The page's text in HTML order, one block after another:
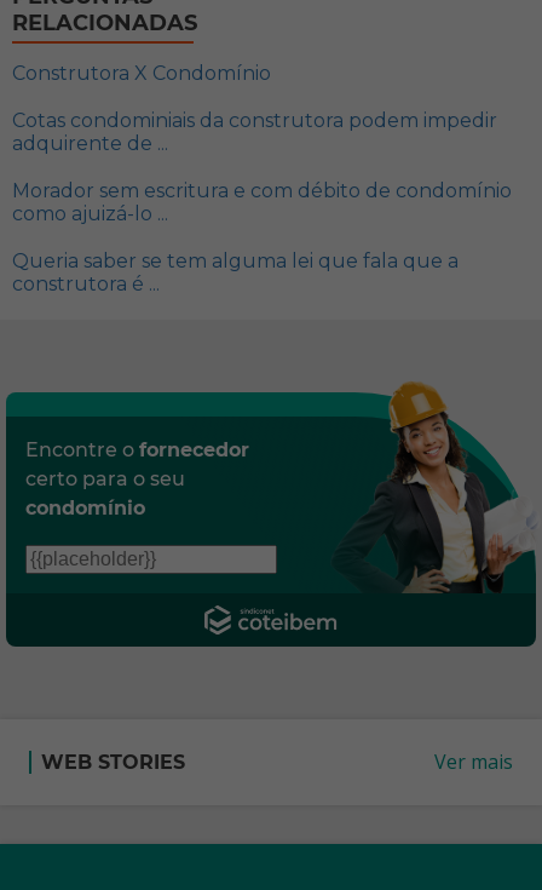
RELACIONADAS
Construtora X Condomínio
Cotas condominiais da construtora podem impedir
adquirente de ...
Morador sem escritura e com débito de condomínio
como ajuizá-lo ...
Queria saber se tem alguma lei que fala que a
construtora é ...
Encontre o fornecedor
certo para o seu
condomínio
WEB STORIES Ver mais